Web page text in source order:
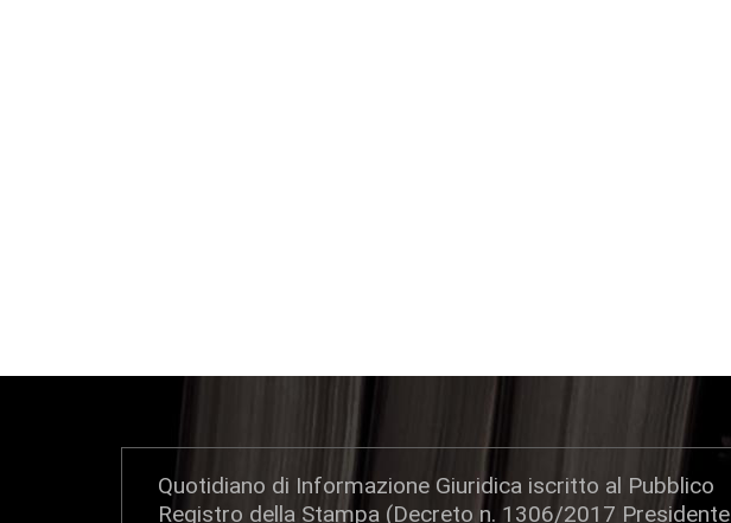
Quotidiano di Informazione Giuridica iscritto al Pubblico
Registro della Stampa (Decreto n. 1306/2017 Presidente